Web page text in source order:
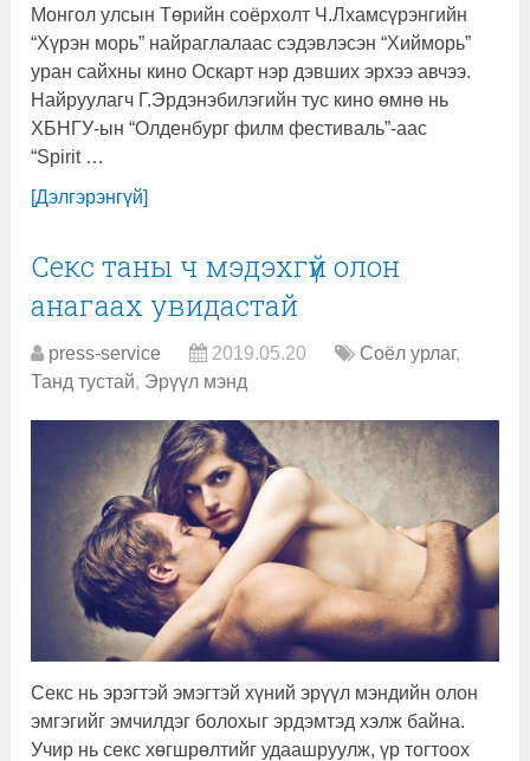
Монгол улсын Төрийн соёрхолт Ч.Лхамсүрэнгийн
“Хүрэн морь” найраглалаас сэдэвлэсэн “Хийморь”
уран сайхны кино Оскарт нэр дэвших эрхээ авчээ.
Найруулагч Г.Эрдэнэбилэгийн тус кино өмнө нь
ХБНГУ-ын “Олденбург филм фестиваль”-аас
“Spirit …
[Дэлгэрэнгүй]
Секс таны ч мэдэхгүй олон
анагаах увидастай
press-service 2019.05.20 Соёл урлаг,
Танд тустай, Эрүүл мэнд
Секс нь эрэгтэй эмэгтэй хүний эрүүл мэндийн олон
эмгэгийг эмчилдэг болохыг эрдэмтэд хэлж байна.
Учир нь секс хөгшрөлтийг удаашруулж, үр тогтоох